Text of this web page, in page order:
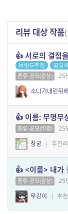
리뷰 대상 작품
👍 서로의 결점
브릿G추천 공모
종류-공모(감상)
25
소나기내린뒤
👍 이름: 무명무
종류-공모(비평)
25
창궁 | 추천
👍 <이름> 내가
종류-공모(감상)
25
무강이
| 추